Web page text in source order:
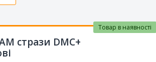
стрази DMC+
Товар в наявності